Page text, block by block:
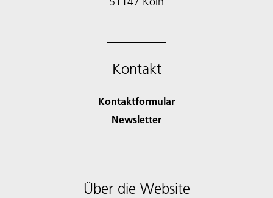
Kontakt
Kontaktformular
Newsletter
Über die Website